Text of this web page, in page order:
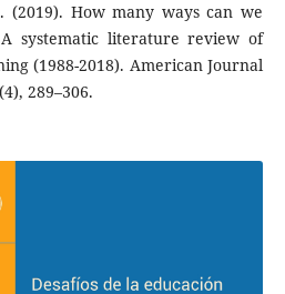
(2019). How many ways can we
systematic literature review of
(1988-2018). American Journal
289–306.